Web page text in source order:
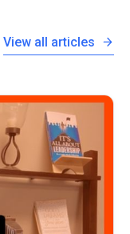
View all articles